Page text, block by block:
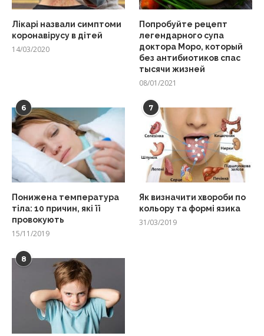
Лікарі назвали симптоми
коронавірусу в дітей
14/03/2020
Попробуйте рецепт
легендарного супа
доктора Моро, который
без антибиотиков спас
тысячи жизней
08/01/2021
6
Понижена температура
тіла: 10 причин, які її
провокують
15/11/2019
7
Як визначити хвороби по
кольору та формі язика
31/03/2019
8